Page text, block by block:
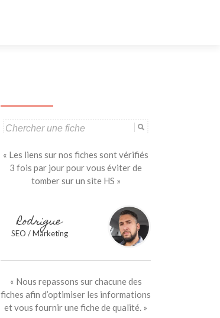
Search
« Les liens sur nos fiches sont vérifiés
3 fois par jour pour vous éviter de
tomber sur un site HS »
Rodrigue
SEO / Marketing
« Nous repassons sur chacune des
fiches afin d’optimiser les informations
et vous fournir une fiche de qualité. »